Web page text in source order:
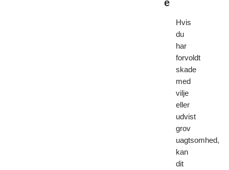
e
Hvis
du
har
forvoldt
skade
med
vilje
eller
udvist
grov
uagtsomhed,
kan
dit